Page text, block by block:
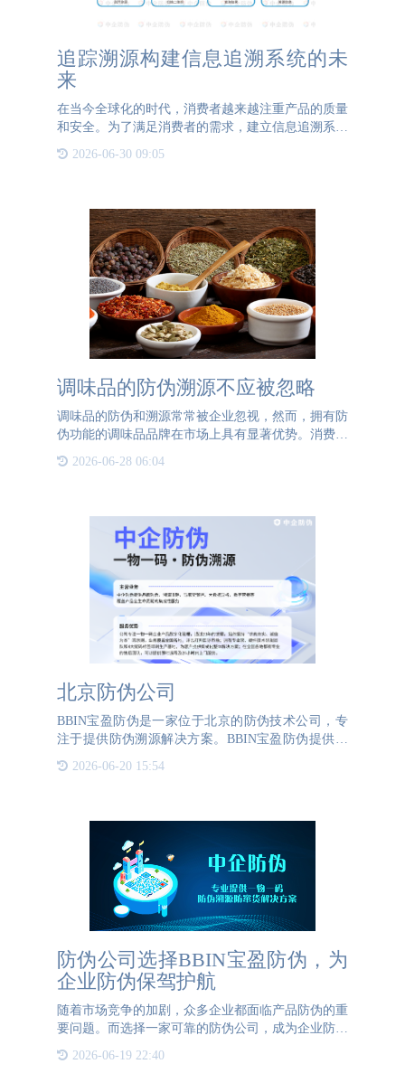
追踪溯源构建信息追溯系统的未
来
在当今全球化的时代，消费者越来越注重产品的质量
和安全。为了满足消费者的需求，建立信息追溯系统
已经成为企业的重要任务。本文将探讨信息追溯系统
的必要性，以及如何构建一个高效的系统。信息追溯
2026-06-30 09:05
调味品的防伪溯源不应被忽略
调味品的防伪和溯源常常被企业忽视，然而，拥有防
伪功能的调味品品牌在市场上具有显著优势。消费者
也更倾向于购买带有防伪标签的调味品产品。那么，
调味品企业应该如何实施防伪措施呢？对于防伪需求
2026-06-28 06:04
北京防伪公司
BBIN宝盈防伪是一家位于北京的防伪技术公司，专
注于提供防伪溯源解决方案。BBIN宝盈防伪提供的
析、产品追溯系统、防窜货系统开发以及在线赋码设
2026-06-20 15:54
防伪公司选择BBIN宝盈防伪，为
企业防伪保驾护航
随着市场竞争的加剧，众多企业都面临产品防伪的重
要问题。而选择一家可靠的防伪公司，成为企业防伪
备丰富的经验和优质的解决方案，为客户提供高品
2026-06-19 22:40